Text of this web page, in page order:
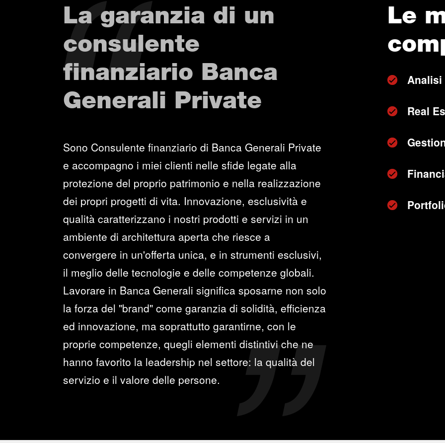
La garanzia di un
consulente
finanziario Banca
Generali Private
Sono Consulente finanziario di Banca Generali Private
e accompagno i miei clienti nelle sfide legate alla
protezione del proprio patrimonio e nella realizzazione
dei propri progetti di vita. Innovazione, esclusività e
qualità caratterizzano i nostri prodotti e servizi in un
ambiente di architettura aperta che riesce a
convergere in un'offerta unica, e in strumenti esclusivi,
il meglio delle tecnologie e delle competenze globali.
Lavorare in Banca Generali significa sposarne non solo
la forza del "brand" come garanzia di solidità, efficienza
ed innovazione, ma soprattutto garantirne, con le
proprie competenze, quegli elementi distintivi che ne
hanno favorito la leadership nel settore: la qualità del
servizio e il valore delle persone.
Le
Analisi
Real